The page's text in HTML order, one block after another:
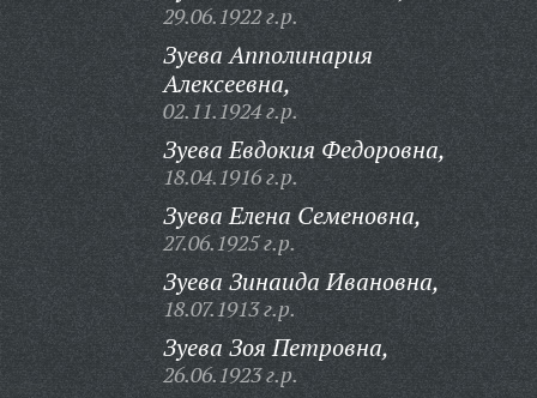
29.06.1922 г.р.
Зуева Апполинария
Алексеевна,
02.11.1924 г.р.
Зуева Евдокия Федоровна,
18.04.1916 г.р.
Зуева Елена Семеновна,
27.06.1925 г.р.
Зуева Зинаида Ивановна,
18.07.1913 г.р.
Зуева Зоя Петровна,
26.06.1923 г.р.